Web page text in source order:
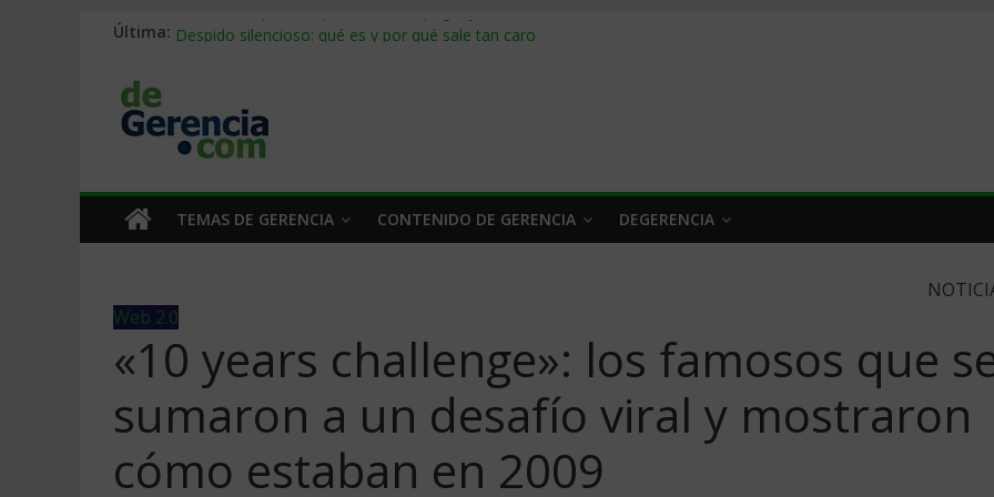
Última: Stablecoins para empresas: cómo pagar y cobrar en 2026
Trabajo forzoso en la cadena de suministro: qué hacer
Mercado hispano de EE. UU.: cómo segmentarlo y venderle
TEMAS DE GERENCIA CONTENIDO DE GERENCIA DEGERENCIA
Web 2.0
«10 years challenge»: los famosos que
sumaron a un desafío viral y mostraron
cómo estaban en 2009